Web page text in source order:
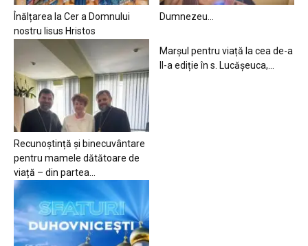
Înălțarea la Cer a Domnului
nostru Iisus Hristos
Dumnezeu…
Recunoștință și binecuvântare
pentru mamele dătătoare de
viață – din partea...
Marșul pentru viață la cea de-a
II-a ediție în s. Lucășeuca,...